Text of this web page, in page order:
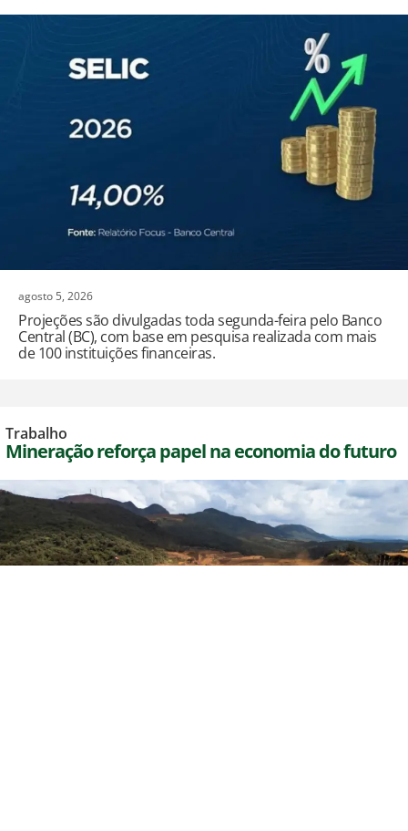
agosto 5, 2026
Projeções são divulgadas toda segunda-feira pelo Banco
Central (BC), com base em pesquisa realizada com mais
de 100 instituições financeiras.
Trabalho
Mineração reforça papel na economia do futuro